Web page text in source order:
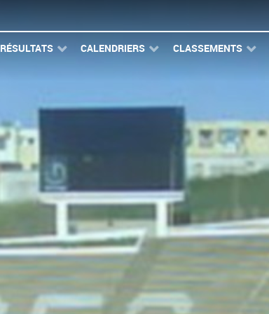
RÉSULTATS CALENDRIERS CLASSEMENTS